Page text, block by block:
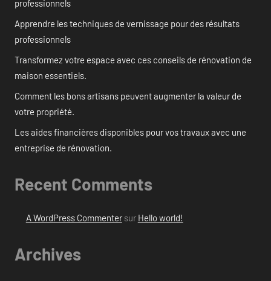
professionnels
Apprendre les techniques de vernissage pour des résultats
professionnels
Transformez votre espace avec ces conseils de rénovation de
maison essentiels.
Comment les bons artisans peuvent augmenter la valeur de
votre propriété.
Les aides financières disponibles pour vos travaux avec une
entreprise de rénovation.
Recent Comments
A WordPress Commentersur Hello world!
Archives